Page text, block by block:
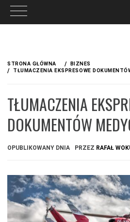
treściSTRONA GŁÓWNA
BIZNES
TŁUMACZENIA EKSPRESOWE
TŁUMACZENIA
DOKUMENTÓW
OPUBLIKOWANY DNIA PRZEZ RAFAŁ